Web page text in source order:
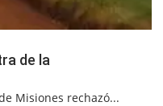
de la
Misiones rechazó...